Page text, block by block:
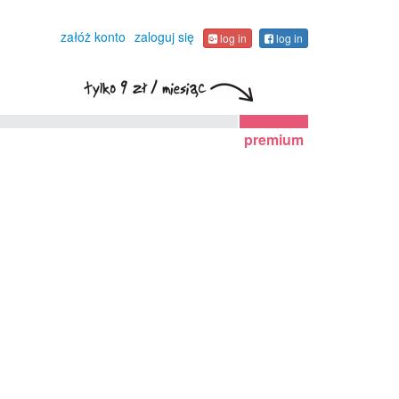
załóż konto zaloguj się log in log in
premium